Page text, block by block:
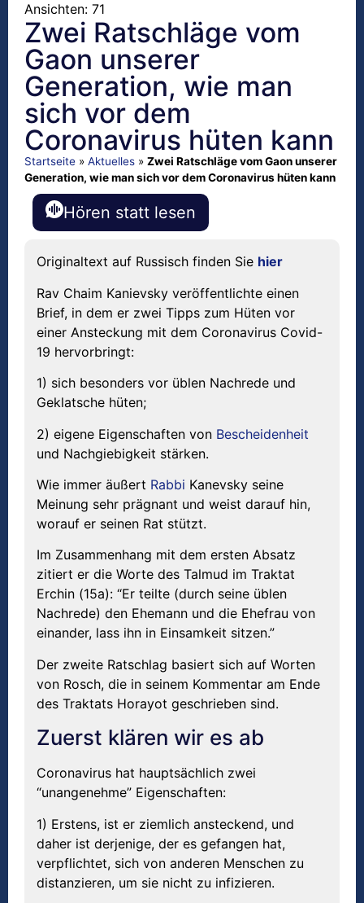
Ansichten: 71
Zwei Ratschläge vom
Gaon unserer
Generation, wie man
sich vor dem
Coronavirus hüten kann
Startseite » Aktuelles » Zwei Ratschläge vom Gaon unserer
Generation, wie man sich vor dem Coronavirus hüten kann
Hören statt lesen
Originaltext auf Russisch finden Sie hier
Rav Chaim Kanievsky veröffentlichte einen
Brief, in dem er zwei Tipps zum Hüten vor
einer Ansteckung mit dem Coronavirus Covid-
19 hervorbringt:
1) sich besonders vor üblen Nachrede und
Geklatsche hüten;
2) eigene Eigenschaften von Bescheidenheit
und Nachgiebigkeit stärken.
Wie immer äußert Rabbi Kanevsky seine
Meinung sehr prägnant und weist darauf hin,
worauf er seinen Rat stützt.
Im Zusammenhang mit dem ersten Absatz
zitiert er die Worte des Talmud im Traktat
Erchin (15a): “Er teilte (durch seine üblen
Nachrede) den Ehemann und die Ehefrau von
einander, lass ihn in Einsamkeit sitzen.”
Der zweite Ratschlag basiert sich auf Worten
von Rosch, die in seinem Kommentar am Ende
des Traktats Horayot geschrieben sind.
Zuerst klären wir es ab
Coronavirus hat hauptsächlich zwei
“unangenehme” Eigenschaften:
1) Erstens, ist er ziemlich ansteckend, und
daher ist derjenige, der es gefangen hat,
verpflichtet, sich von anderen Menschen zu
distanzieren, um sie nicht zu infizieren.